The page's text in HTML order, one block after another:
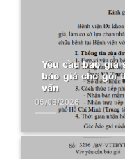
Yêu cầu báo giá
báo giá cho gói
vấn
05/08/2026